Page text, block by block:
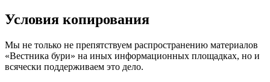
Условия копирования
Мы не только не препятствуем распространению материалов
«Вестника бури» на иных информационных площадках, но и
всячески поддерживаем это дело.